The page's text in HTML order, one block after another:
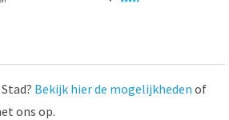
Bekijk hier de mogelijkheden of
ons op.